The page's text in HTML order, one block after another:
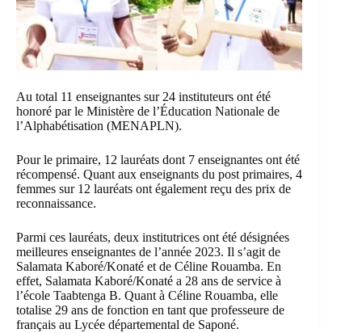
Au total 11 enseignantes sur 24 instituteurs ont été
honoré par le Ministère de l’Éducation Nationale de
l’Alphabétisation (MENAPLN).
Pour le primaire, 12 lauréats dont 7 enseignantes ont été
récompensé. Quant aux enseignants du post primaires, 4
femmes sur 12 lauréats ont également reçu des prix de
reconnaissance.
Parmi ces lauréats, deux institutrices ont été désignées
meilleures enseignantes de l’année 2023. Il s’agit de
Salamata Kaboré/Konaté et de Céline Rouamba. En
effet, Salamata Kaboré/Konaté a 28 ans de service à
l’école Taabtenga B. Quant à Céline Rouamba, elle
totalise 29 ans de fonction en tant que professeure de
français au Lycée départemental de Saponé.